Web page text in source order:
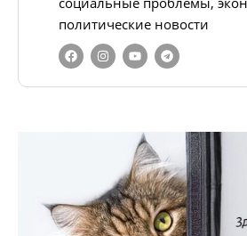
политические новости